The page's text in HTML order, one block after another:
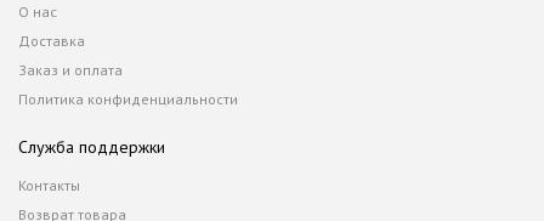
О нас
Доставка
Заказ и оплата
Политика конфиденциальности
Служба поддержки
Контакты
Возврат товара